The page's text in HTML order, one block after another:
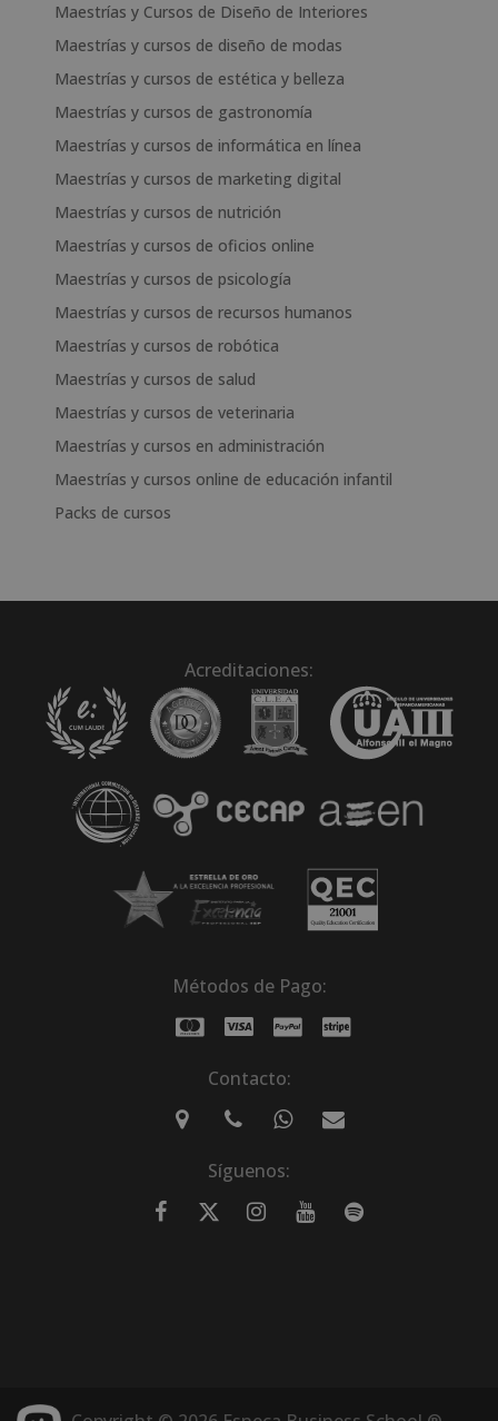
Maestrías y Cursos de Diseño de Interiores
Maestrías y cursos de diseño de modas
Maestrías y cursos de estética y belleza
Maestrías y cursos de gastronomía
Maestrías y cursos de informática en línea
Maestrías y cursos de marketing digital
Maestrías y cursos de nutrición
Maestrías y cursos de oficios online
Maestrías y cursos de psicología
Maestrías y cursos de recursos humanos
Maestrías y cursos de robótica
Maestrías y cursos de salud
Maestrías y cursos de veterinaria
Maestrías y cursos en administración
Maestrías y cursos online de educación infantil
Packs de cursos
Acreditaciones:
Métodos de Pago:
Contacto:
Síguenos: